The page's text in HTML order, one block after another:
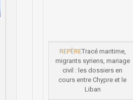
REPÈRETracé maritime,
migrants syriens, mariage
civil : les dossiers en
cours entre Chypre et le
Liban